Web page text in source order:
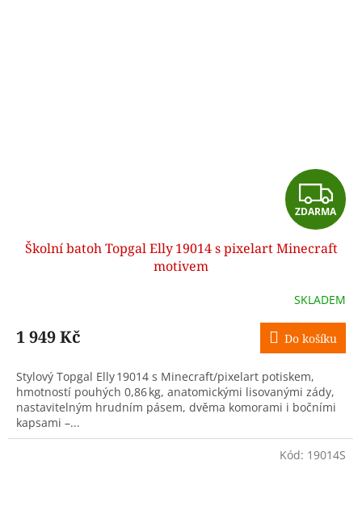
Z
D
A
R
M
A
ZDARMA
Školní batoh Topgal Elly 19014 s pixelart Minecraft
motivem
SKLADEM
1 949 Kč Do košíku
Stylový Topgal Elly 19014 s Minecraft/pixelart potiskem,
hmotností pouhých 0,86 kg, anatomickými lisovanými zády,
nastavitelným hrudním pásem, dvěma komorami i bočními
kapsami –...
Kód: 19014S